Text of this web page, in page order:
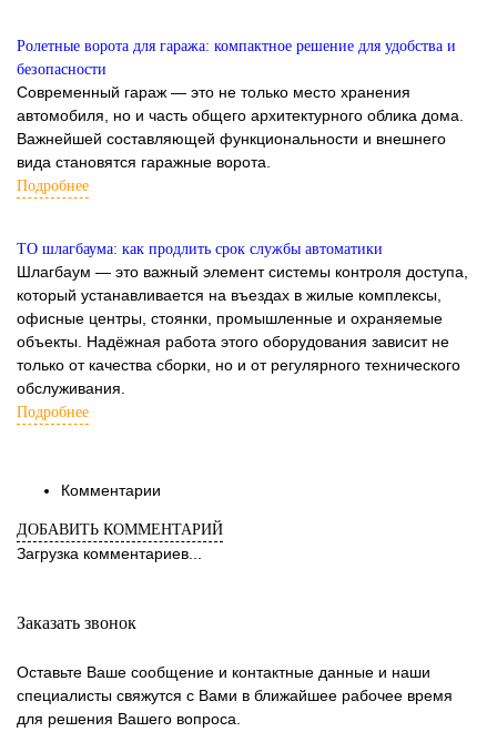
Ролетные ворота для гаража: компактное решение для удобства и
безопасности
Современный гараж — это не только место хранения
автомобиля, но и часть общего архитектурного облика дома.
Важнейшей составляющей функциональности и внешнего
вида становятся гаражные ворота.
Подробнее
ТО шлагбаума: как продлить срок службы автоматики
Шлагбаум — это важный элемент системы контроля доступа,
который устанавливается на въездах в жилые комплексы,
офисные центры, стоянки, промышленные и охраняемые
объекты. Надёжная работа этого оборудования зависит не
только от качества сборки, но и от регулярного технического
обслуживания.
Подробнее
Комментарии
ДОБАВИТЬ КОММЕНТАРИЙ
Загрузка комментариев...
Заказать звонок
Оставьте Ваше сообщение и контактные данные и наши
специалисты свяжутся с Вами в ближайшее рабочее время
для решения Вашего вопроса.